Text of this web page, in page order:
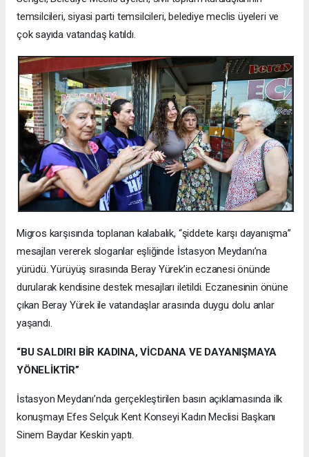
temsilcileri, siyasi parti temsilcileri, belediye meclis üyeleri ve
çok sayıda vatandaş katıldı.
Migros karşısında toplanan kalabalık, “şiddete karşı dayanışma”
mesajları vererek sloganlar eşliğinde İstasyon Meydanı’na
yürüdü. Yürüyüş sırasında Beray Yürek’in eczanesi önünde
durularak kendisine destek mesajları iletildi. Eczanesinin önüne
çıkan Beray Yürek ile vatandaşlar arasında duygu dolu anlar
yaşandı.
“BU SALDIRI BİR KADINA, VİCDANA VE DAYANIŞMAYA
YÖNELİKTİR”
İstasyon Meydanı’nda gerçekleştirilen basın açıklamasında ilk
konuşmayı Efes Selçuk Kent Konseyi Kadın Meclisi Başkanı
Sinem Baydar Keskin yaptı.